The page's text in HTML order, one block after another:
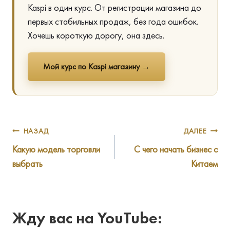
Kaspi в один курс. От регистрации магазина до
первых стабильных продаж, без года ошибок.
Хочешь короткую дорогу, она здесь.
Мой курс по Kaspi магазину →
Навигация
по
записям
НАЗАД
Какую модель торговли
выбрать
ДАЛЕЕ
С чего начать бизнес с
Китаем
Жду вас на YouTube: